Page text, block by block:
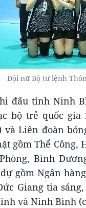
Đội nữ Bộ tư lệnh
đấu tỉnh Ninh
bộ trẻ quốc gia
và Liên đoàn
gồm Thể Công,
Bình
gồm Ngân
Giang tia
và Ninh Bình